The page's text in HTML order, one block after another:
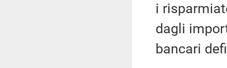
i
dagli
bancari